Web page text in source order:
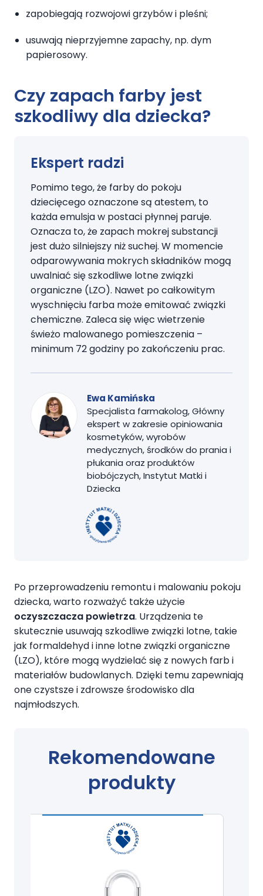
zapobiegają rozwojowi grzybów i pleśni;
usuwają nieprzyjemne zapachy, np. dym
papierosowy.
Czy zapach farby jest
szkodliwy dla dziecka?
Ekspert radzi
Pomimo tego, że farby do pokoju
dziecięcego oznaczone są atestem, to
każda emulsja w postaci płynnej paruje.
Oznacza to, że zapach mokrej substancji
jest dużo silniejszy niż suchej. W momencie
odparowywania mokrych składników mogą
uwalniać się szkodliwe lotne związki
organiczne (LZO). Nawet po całkowitym
wyschnięciu farba może emitować związki
chemiczne. Zaleca się więc wietrzenie
świeżo malowanego pomieszczenia –
minimum 72 godziny po zakończeniu prac.
Ewa Kamińska
Specjalista farmakolog, Główny
ekspert w zakresie opiniowania
kosmetyków, wyrobów
medycznych, środków do prania i
płukania oraz produktów
biobójczych, Instytut Matki i
Dziecka
Po przeprowadzeniu remontu i malowaniu pokoju
dziecka, warto rozważyć także użycie
oczyszczacza powietrza. Urządzenia te
skutecznie usuwają szkodliwe związki lotne, takie
jak formaldehyd i inne lotne związki organiczne
(LZO), które mogą wydzielać się z nowych farb i
materiałów budowlanych. Dzięki temu zapewniają
one czystsze i zdrowsze środowisko dla
najmłodszych.
Rekomendowane
produkty